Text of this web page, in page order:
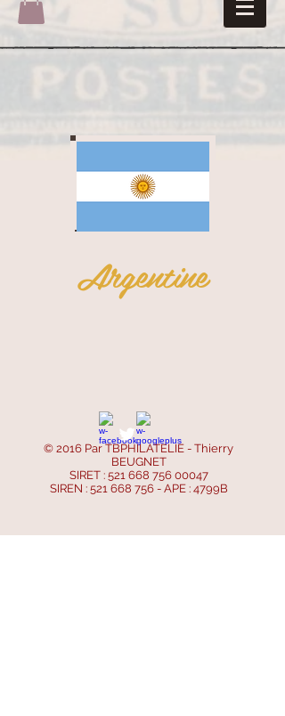
Argentine
© 2016 Par TBPHILATELIE - Thierry
BEUGNET
SIRET : 521 668 756 00047
SIREN : 521 668 756- APE : 4799B